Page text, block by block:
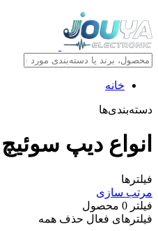
خانه
دسته‌بندی‌ها
انواع ديپ سوئيچ
فیلترها
مرتب سازی
فیلتر 0 محصول
فیلترهای فعال حذف همه